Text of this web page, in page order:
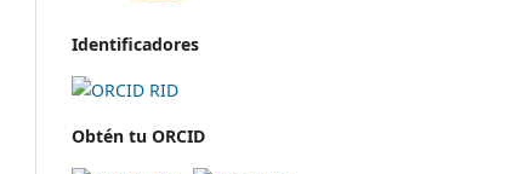
Identificadores
Obtén tu ORCID